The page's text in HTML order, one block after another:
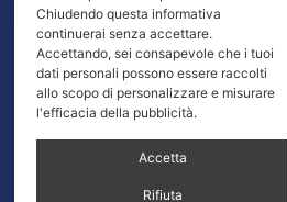
Seguici sui social!
Chiudendo questa informativa
continuerai senza accettare.
Accettando, sei consapevole che i tuoi
dati personali possono essere raccolti
allo scopo di personalizzare e misurare
l'efficacia della pubblicità.
Accetta
Rifiuta